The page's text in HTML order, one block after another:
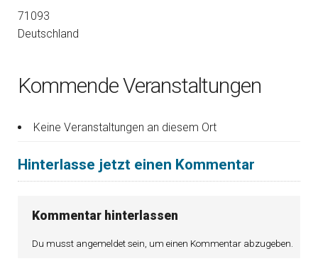
71093
Deutschland
Kommende Veranstaltungen
Keine Veranstaltungen an diesem Ort
Hinterlasse jetzt einen Kommentar
Kommentar hinterlassen
Du musst angemeldetsein, um einen Kommentar abzugeben.